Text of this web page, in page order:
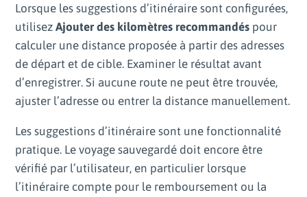
Lorsque les suggestions d’itinéraire sont configurées,
utilisezAjouter des kilomètres recommandés pour
calculer une distance proposée à partir des adresses
de départ et de cible. Examiner le résultat avant
d’enregistrer. Si aucune route ne peut être trouvée,
ajuster l’adresse ou entrer la distance manuellement.
Les suggestions d’itinéraire sont une fonctionnalité
pratique. Le voyage sauvegardé doit encore être
vérifié par l’utilisateur, en particulier lorsque
l’itinéraire compte pour le remboursement ou la